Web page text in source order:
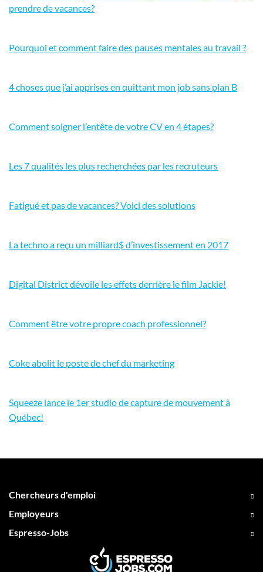
prendre de vacances?
Pourquoi et comment faire des pauses mentales au travail ?
4 choses que j’ai apprises en quittant mon job sans plan B
Comment soigner l’entête de votre CV en 4 étapes?
Les 7 qualités les plus recherchées par les recruteurs
Fatigué et pas de vacances? Voici des solutions
La techno a reçu un milliard$ d’investissement en 2017
Digital District dévoile les effets derrière le film Jackie!
Comment être votre propre coach professionnel?
Coke abolit le poste de chef du marketing
Squeeze lance le 1er studio de capture de mouvement à
Québec!
Chercheurs d'emploi
Employeurs
Espresso-Jobs